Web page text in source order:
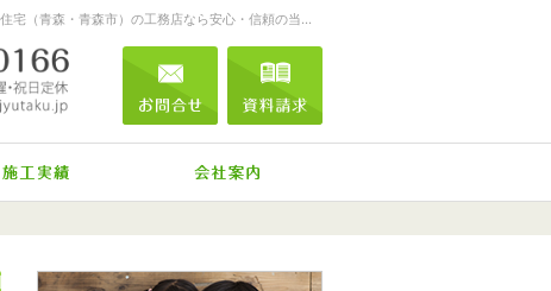
お客様を笑顔する家づくりをします。注文住宅（青森・青森市）の工務店なら安心・信頼の当店へ。
0120-04-0166
営業時間
9:00～18:00
定休日
日曜
祝日
メール お問合せ